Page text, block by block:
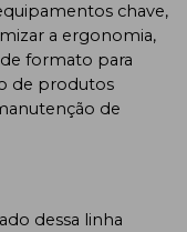
chave,
a ergonomia,
formato para
de produtos
de
dessa linha